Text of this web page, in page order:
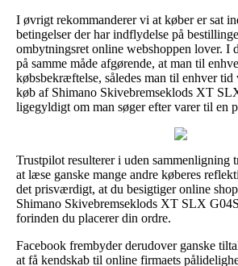
I øvrigt rekommanderer vi at køber er sat
betingelser der har indflydelse på
ombytningsret online webshoppen lover. I
på samme måde afgørende, at man til
købsbekræftelse, således man til enhver
køb af Shimano Skivebremseklods XT
ligegyldigt om man søger efter varer til en
Trustpilot resulterer i uden sammenligning
at læse ganske mange andre køberes
det prisværdigt, at du besigtiger online
Shimano Skivebremseklods XT SLX
forinden du placerer din ordre.
Facebook frembyder derudover ganske
at få kendskab til online firmaets